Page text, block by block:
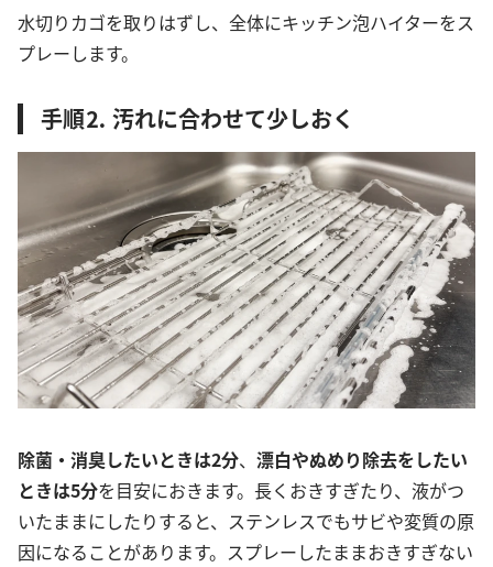
水切りカゴを取りはずし、全体にキッチン泡ハイターをス
プレーします。
手順⒉ 汚れに合わせて少しおく
除菌・消臭したいときは2分、 漂白やぬめり除去をしたい
ときは5分を目安におきます。長くおきすぎたり、液がつ
いたままにしたりすると、ステンレスでもサビや変質の原
因になることがあります。スプレーしたままおきすぎない